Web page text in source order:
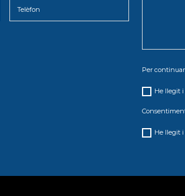
Per
He llegit
He llegit